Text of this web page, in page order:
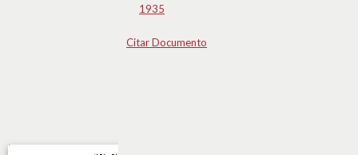
1935
Citar Documento